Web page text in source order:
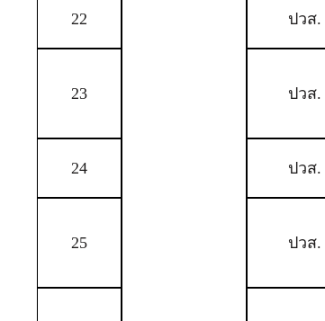
22 ปวส.
23 ปวส.
24 ปวส.
25 ปวส.